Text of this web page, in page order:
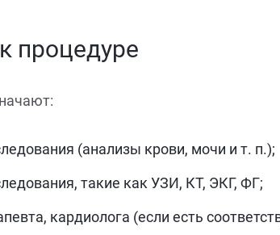
процедуре
(анализы крови, мочи и т. п.);
такие как УЗИ, КТ, ЭКГ, ФГ;
кардиолога (если есть